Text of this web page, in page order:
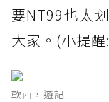
要NT99也太
大家。(小提
軟西，遊記